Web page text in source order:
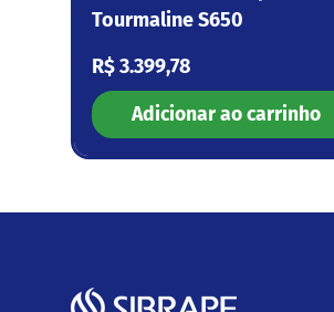
Tourmaline S650
Preço normal
R$ 3.399,78
Adicionar ao carrinho